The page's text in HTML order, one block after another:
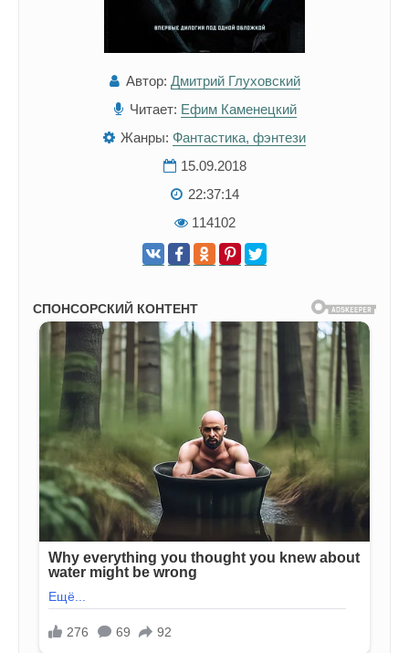
Автор: Дмитрий Глуховский
Читает: Ефим Каменецкий
Жанры: Фантастика, фэнтези
15.09.2018
22:37:14
114102